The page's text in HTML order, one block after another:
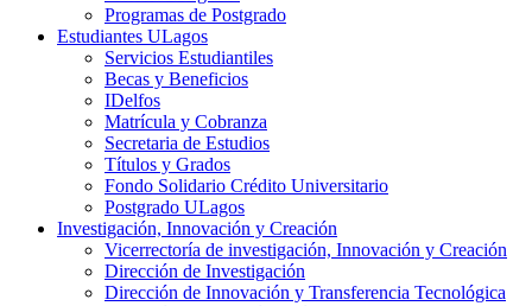
Programas de Postgrado
Estudiantes ULagos
Servicios Estudiantiles
Becas y Beneficios
IDelfos
Matrícula y Cobranza
Secretaria de Estudios
Títulos y Grados
Fondo Solidario Crédito Universitario
Postgrado ULagos
Investigación, Innovación y Creación
Vicerrectoría de investigación, Innovación y Creación
Dirección de Investigación
Dirección de Innovación y Transferencia Tecnológica